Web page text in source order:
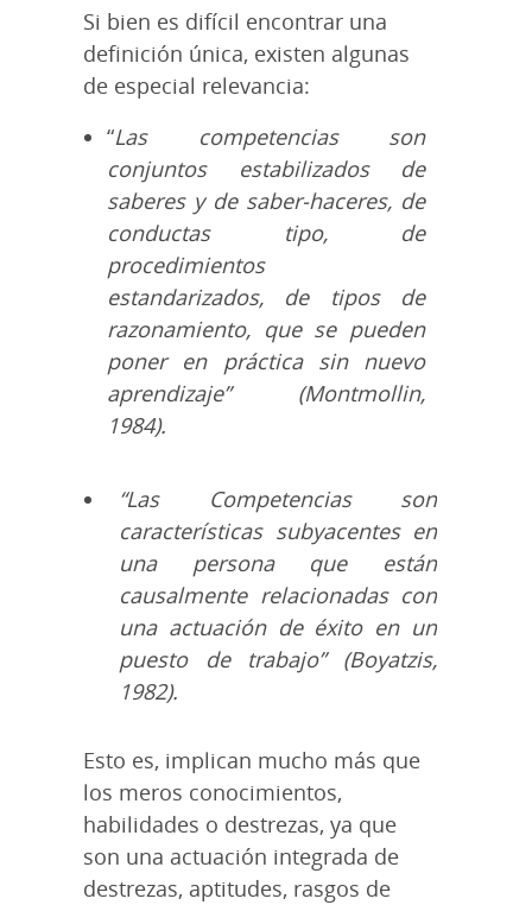
Si bien es difícil encontrar una
definición única, existen algunas
de especial relevancia:
“Las competencias son
conjuntos estabilizados de
saberes y de saber-haceres, de
conductas tipo, de
procedimientos
estandarizados, de tipos de
razonamiento, que se pueden
poner en práctica sin nuevo
aprendizaje” (Montmollin,
1984).
“Las Competencias son
características subyacentes en
una persona que están
causalmente relacionadas con
una actuación de éxito en un
puesto de trabajo” (Boyatzis,
1982).
Esto es, implican mucho más que
los meros conocimientos,
habilidades o destrezas, ya que
son una actuación integrada de
destrezas, aptitudes, rasgos de